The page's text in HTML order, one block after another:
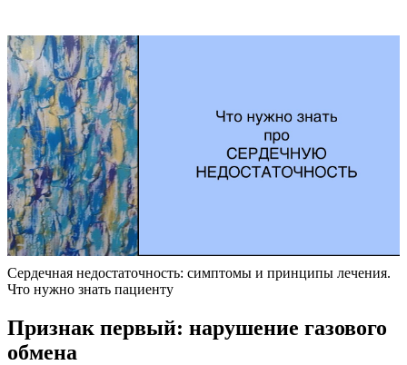
Сердечная недостаточность: симптомы и принципы лечения.
Что нужно знать пациенту
Признак первый: нарушение газового
обмена